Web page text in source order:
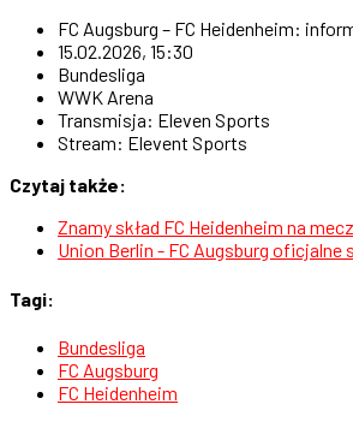
FC Augsburg – FC Heidenheim:
15.02.2026, 15:30
Bundesliga
WWK Arena
Transmisja: Eleven Sports
Stream: Elevent Sports
Czytaj także:
Znamy skład FC Heidenheim na
Union Berlin - FC Augsburg oficjalne
Tagi:
Bundesliga
FC Augsburg
FC Heidenheim